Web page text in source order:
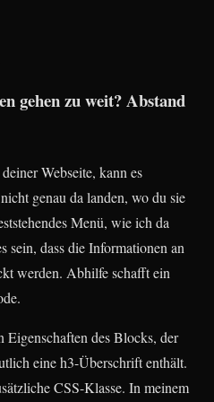
gehen zu weit? Abstand
Webseite, kann es
genau da landen, wo du sie
Menü, wie ich da
sein, dass die Informationen an
werden. Abhilfe schafft ein
des Blocks, der
eine h3-Überschrift enthält.
CSS-Klasse. In meinem